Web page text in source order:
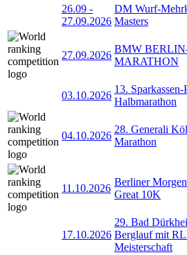
26.09 -
27.09.2026
DM Wurf-
Masters
27.09.2026
BMW
MARATHON
03.10.2026
13.
Halbmarathon
04.10.2026
28. Generali
Marathon
11.10.2026
Berliner
Great 10K
17.10.2026
29. Bad
Berglauf mit
Meisterschaft